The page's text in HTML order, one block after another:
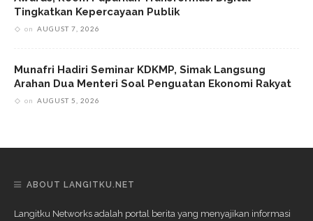
Tingkatkan Kepercayaan Publik
on AUGUST 7, 2026
Munafri Hadiri Seminar KDKMP, Simak Langsung
Arahan Dua Menteri Soal Penguatan Ekonomi Rakyat
on AUGUST 5, 2026
ABOUT LANGITKU.NET
Langitku Networks adalah portal berita yang menyajikan informasi